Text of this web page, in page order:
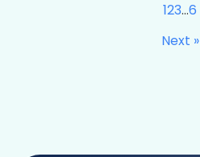
123…6
Next »